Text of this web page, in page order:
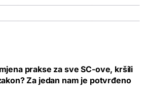
prakse za sve SC-ove, kršili
Za jedan nam je potvrđeno